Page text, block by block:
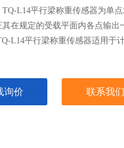
TQ-L14平行梁称重传感器为单
其在规定的受载平面内各点输出
L14平行梁称重传感器适用于
询价 联系我们